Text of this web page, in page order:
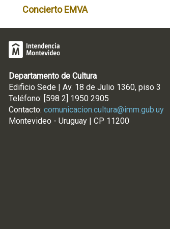
Concierto EMVA
Departamento de Cultura
Edificio Sede | Av. 18 de Julio 1360, piso 3
Teléfono: [598 2] 1950 2905
Contacto: comunicacion.cultura@imm.gub.uy
Montevideo - Uruguay | CP 11200